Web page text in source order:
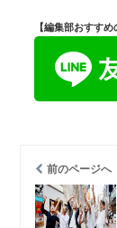
【編集部おすす
前のページへ